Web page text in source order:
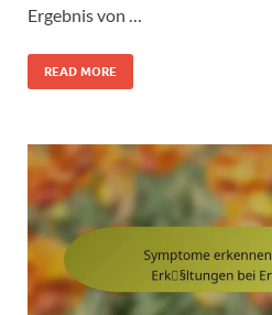
Ergebnis von …
READ MORE